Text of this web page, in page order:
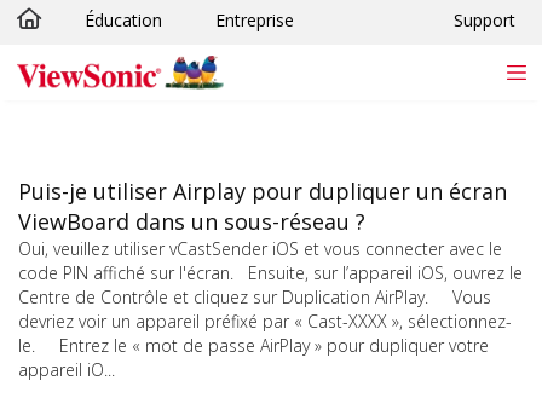
Passer au contenu principal
Éducation Entreprise Support
Puis-je utiliser Airplay pour dupliquer un écran
ViewBoard dans un sous-réseau ?
Oui, veuillez utiliser vCastSender iOS et vous connecter avec le
code PIN affiché sur l'écran. Ensuite, sur l’appareil iOS, ouvrez le
Centre de Contrôle et cliquez sur Duplication AirPlay. Vous
devriez voir un appareil préfixé par « Cast-XXXX », sélectionnez-
le. Entrez le « mot de passe AirPlay » pour dupliquer votre
appareil iO...